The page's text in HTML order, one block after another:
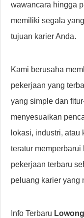
wawancara hingga
memiliki segala
tujuan karier Anda.
Kami berusaha
pekerjaan yang
yang simple dan
menyesuaikan
lokasi, industri,
teratur
pekerjaan terbaru
peluang karier yang
Info Terbaru